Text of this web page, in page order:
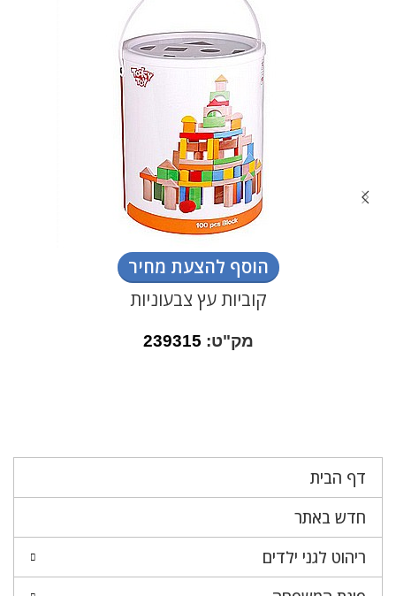
דף הבית
חדש באתר
ריהוט לגני ילדים
הוסף להצעת מחיר
קוביות עץ צבעוניות
מק"ט: 239315